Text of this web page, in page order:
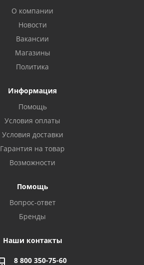
О компании
Новости
Вакансии
Магазины
Политика
Информация
Помощь
Условия оплаты
Условия доставки
Гарантия на товар
Возможности
Помощь
Вопрос-ответ
Бренды
Наши контакты
8 800 350-75-60